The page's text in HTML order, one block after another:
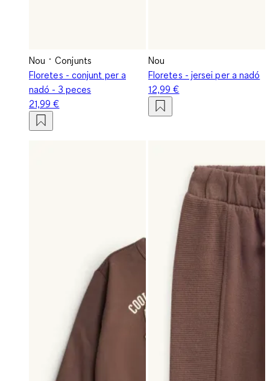
Nou
Conjunts
Floretes - conjunt per a
nadó - 3 peces
21,99 €
Nou
Floretes - jersei per a nadó
12,99 €